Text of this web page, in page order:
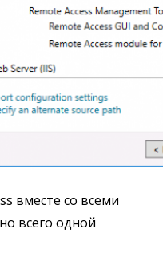
вместе со всеми
всего одной